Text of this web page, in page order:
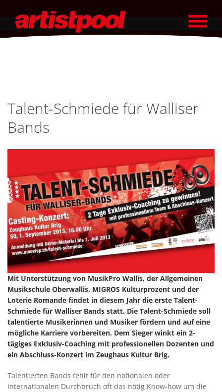
Talent-Schmiede für Walliser
Bands
Mit Unterstützung von MusikPro Wallis, der Allgemeinen
Musikschule Oberwallis, MIGROS Kulturprozent und der
Loterie Romande findet in diesem Jahr die erste Talent-
Schmiede für Walliser Bands statt. Die Talent-Schmiede soll
talentierte Musikerinnen und Musiker fördern und auf eine
mögliche Karriere vorbereiten. Dem Sieger winkt ein 2-
tägiges Exklusiv-Coaching mit professionellen Dozenten und
ein Abschluss-Konzert im Zeughaus Kultur Brig.
Talentierten Bands fehlt für den nationalen oder
internationalen Durchbruch oft das nötig Know-how um die